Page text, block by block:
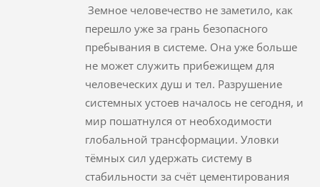
Земное человечество не заметило, как
перешло уже за грань безопасного
пребывания в системе. Она уже больше
не может служить прибежищем для
человеческих душ и тел. Разрушение
системных устоев началось не сегодня, и
мир пошатнулся от необходимости
глобальной трансформации. Уловки
тёмных сил удержать систему в
стабильности за счёт цементирования